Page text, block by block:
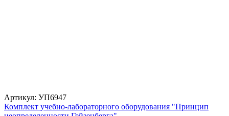
Артикул: УП6947
Комплект учебно-лабораторного оборудования "Принцип